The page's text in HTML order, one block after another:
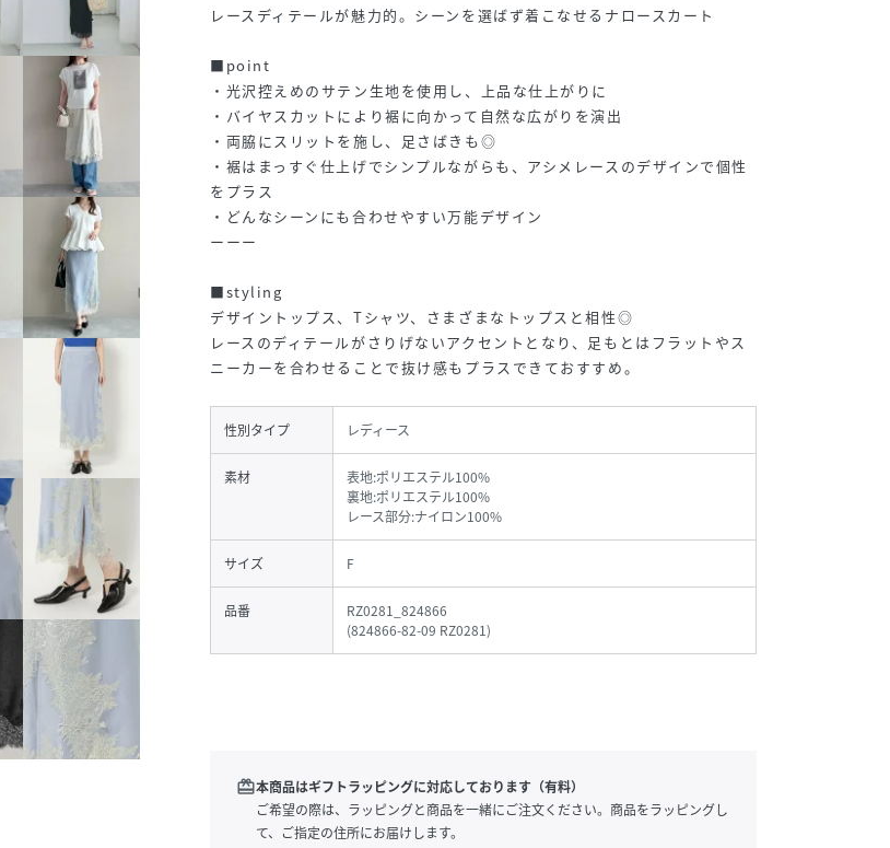
レースディテールが魅力的。シーンを選ばず着こなせるナロースカート
■point
・光沢控えめのサテン生地を使用し、上品な仕上がりに
・バイヤスカットにより裾に向かって自然な広がりを演出
・両脇にスリットを施し、足さばきも◎
・裾はまっすぐ仕上げでシンプルながらも、アシメレースのデザインで個性
をプラス
・どんなシーンにも合わせやすい万能デザイン
ーーー
■styling
デザイントップス、Tシャツ、さまざまなトップスと相性◎
レースのディテールがさりげないアクセントとなり、足もとはフラットやス
ニーカーを合わせることで抜け感もプラスできておすすめ。
性別タイプ レディース
素材
表地:ポリエステル100%
裏地:ポリエステル100%
レース部分:ナイロン100%
サイズ F
品番
RZ0281_824866
(824866-82-09 RZ0281)
redeem本商品はギフトラッピングに対応しております（有料）
ご希望の際は、ラッピングと商品を一緒にご注文ください。商品をラッピングし
て、ご指定の住所にお届けします。